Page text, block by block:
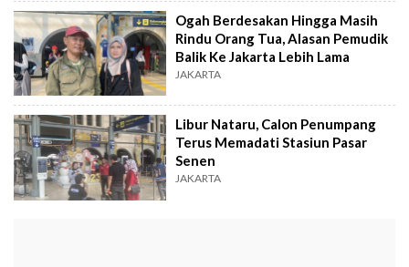
Ogah Berdesakan Hingga Masih
Rindu Orang Tua, Alasan Pemudik
Balik Ke Jakarta Lebih Lama
JAKARTA
Libur Nataru, Calon Penumpang
Terus Memadati Stasiun Pasar
Senen
JAKARTA